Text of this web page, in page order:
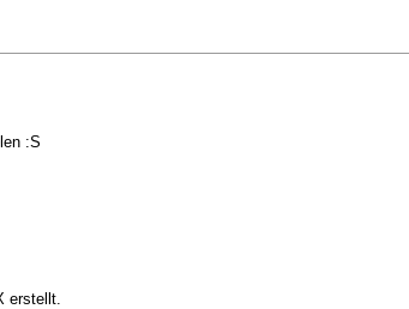
:S
erstellt.